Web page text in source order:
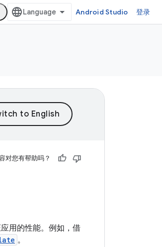
Android Studio 登录
对您有帮助吗？
用的性能。例如，借
。